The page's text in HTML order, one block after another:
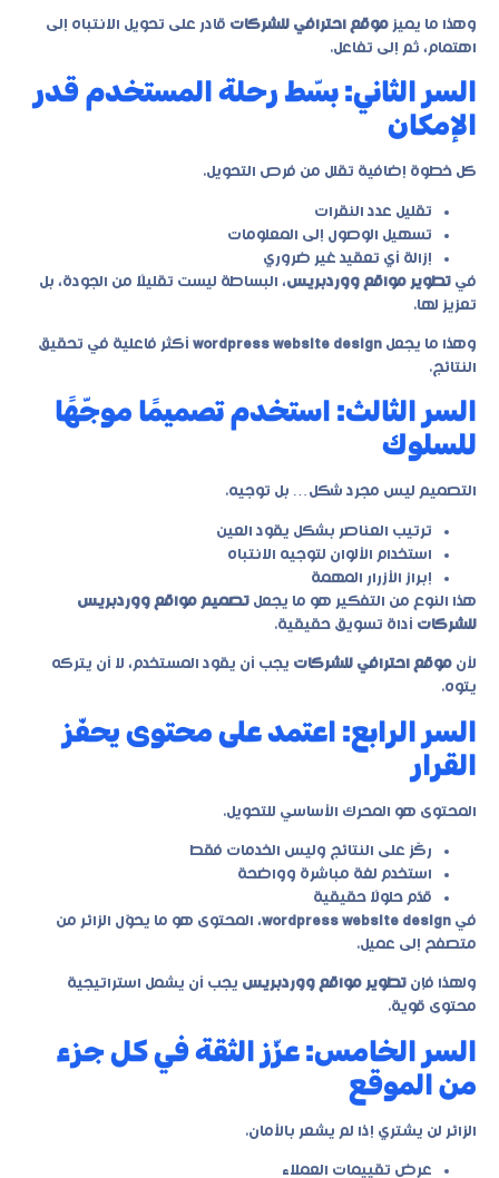
وهذا ما يميز موقع احترافي للشركات قادر على تحويل الانتباه إلى
اهتمام، ثم إلى تفاعل.
السر الثاني: بسّط رحلة المستخدم قدر
الإمكان
كل خطوة إضافية تقلل من فرص التحويل.
تقليل عدد النقرات
تسهيل الوصول إلى المعلومات
إزالة أي تعقيد غير ضروري
في تطوير مواقع ووردبريس، البساطة ليست تقليلًا من الجودة، بل
تعزيز لها.
وهذا ما يجعل wordpress website design أكثر فاعلية في تحقيق
النتائج.
السر الثالث: استخدم تصميمًا موجّهًا
للسلوك
التصميم ليس مجرد شكل… بل توجيه.
ترتيب العناصر بشكل يقود العين
استخدام الألوان لتوجيه الانتباه
إبراز الأزرار المهمة
هذا النوع من التفكير هو ما يجعل تصميم مواقع ووردبريس
للشركات أداة تسويق حقيقية.
لأن موقع احترافي للشركات يجب أن يقود المستخدم، لا أن يتركه
يتوه.
السر الرابع: اعتمد على محتوى يحفّز
القرار
المحتوى هو المحرك الأساسي للتحويل.
ركّز على النتائج وليس الخدمات فقط
استخدم لغة مباشرة وواضحة
قدّم حلولًا حقيقية
في wordpress website design، المحتوى هو ما يحوّل الزائر من
متصفح إلى عميل.
ولهذا فإن تطوير مواقع ووردبريس يجب أن يشمل استراتيجية
محتوى قوية.
السر الخامس: عزّز الثقة في كل جزء
من الموقع
الزائر لن يشتري إذا لم يشعر بالأمان.
عرض تقييمات العملاء